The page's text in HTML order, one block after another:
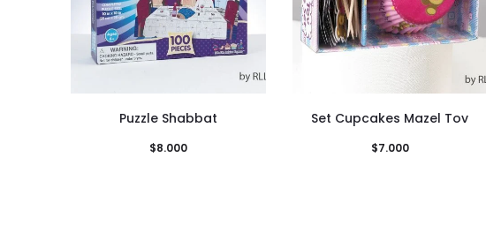
Puzzle Shabbat
$8.000
Set Cupcakes Mazel Tov
$7.000